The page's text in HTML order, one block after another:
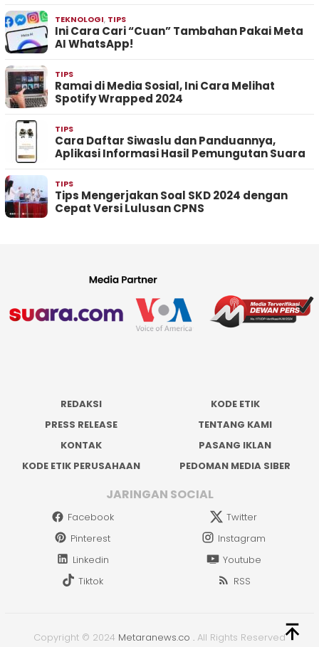
TEKNOLOGI, TIPS
Ini Cara Cari “Cuan” Tambahan Pakai Meta
AI WhatsApp!
TIPS
Ramai di Media Sosial, Ini Cara Melihat
Spotify Wrapped 2024
TIPS
Cara Daftar Siwaslu dan Panduannya,
Aplikasi Informasi Hasil Pemungutan Suara
TIPS
Tips Mengerjakan Soal SKD 2024 dengan
Cepat Versi Lulusan CPNS
REDAKSI
KODE ETIK
PRESS RELEASE
TENTANG KAMI
KONTAK
PASANG IKLAN
KODE ETIK PERUSAHAAN
PEDOMAN MEDIA SIBER
JARINGAN SOCIAL
Facebook
Twitter
Pinterest
Instagram
Linkedin
Youtube
Tiktok
RSS
Copyright © 2024 Metaranews.co . All Rights Reserved